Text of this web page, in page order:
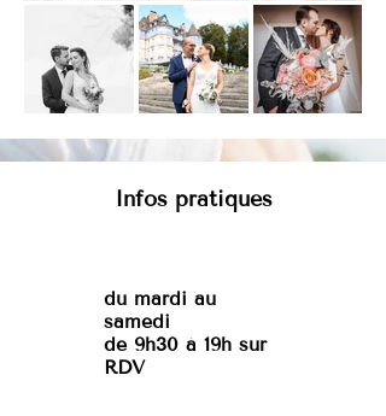
Infos pratiques
du mardi au
samedi
de 9h30 à 19h sur
RDV